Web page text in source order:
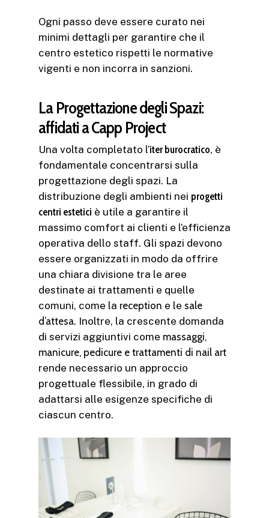
Ogni passo deve essere curato nei
minimi dettagli per garantire che il
centro estetico rispetti le normative
vigenti e non incorra in sanzioni.
La Progettazione degli Spazi:
affidati a Capp Project
Una volta completato l’iter burocratico, è
fondamentale concentrarsi sulla
progettazione degli spazi. La
distribuzione degli ambienti nei progetti
centri estetici è utile a garantire il
massimo comfort ai clienti e l’efficienza
operativa dello staff. Gli spazi devono
essere organizzati in modo da offrire
una chiara divisione tra le aree
destinate ai trattamenti e quelle
comuni, come la reception e le sale
d’attesa. Inoltre, la crescente domanda
di servizi aggiuntivi come massaggi,
manicure, pedicure e trattamenti di nail art
rende necessario un approccio
progettuale flessibile, in grado di
adattarsi alle esigenze specifiche di
ciascun centro.